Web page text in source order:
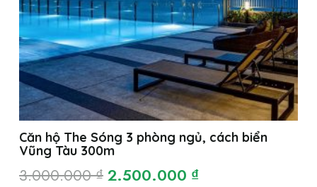
Căn hộ The Sóng 3 phòng ngủ, cách biển
Vũng Tàu 300m
3.000.000₫Giá
2.500.000 ₫Giá